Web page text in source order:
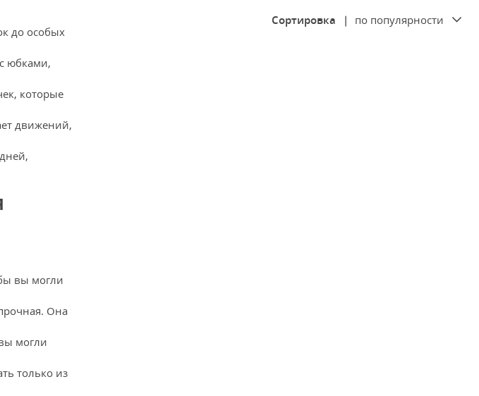
до особых
юбками,
которые
движений,
вы могли
Она
могли
только из
Сортировка | по популярности